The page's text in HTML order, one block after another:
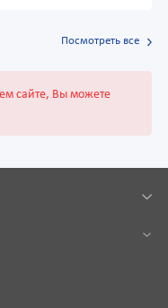
Посмотреть все
сайте, Вы можете